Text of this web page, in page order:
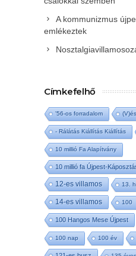
A kommunizmus
emlékeztek
Címkefelhő
'56-os forradalom
- Rálátás Kiállítás Kiállítás
10 millió Fa Alapítvány
10 millió fa Újpest-
12-es villamos 13.
14-es villamos 100
100 Hangos Mese Újpest
100 nap 100 év